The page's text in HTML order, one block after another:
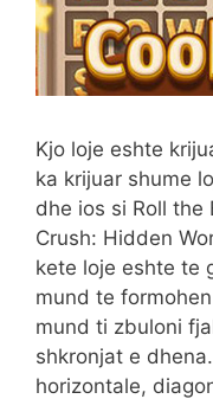
Kjo loje eshte
ka krijuar shume
dhe ios si Roll the
Crush: Hidden
kete loje eshte te
mund te
mund ti zbuloni
shkronjat e
horizontale,